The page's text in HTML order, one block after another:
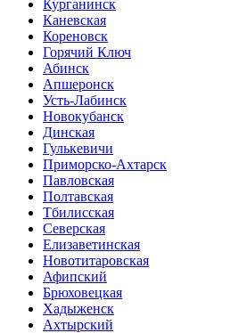
Курганинск
Каневская
Кореновск
Горячий Ключ
Абинск
Апшеронск
Усть-Лабинск
Новокубанск
Динская
Гулькевичи
Приморско-Ахтарск
Павловская
Полтавская
Тбилисская
Северская
Елизаветинская
Новотитаровская
Афипский
Брюховецкая
Хадыженск
Ахтырский